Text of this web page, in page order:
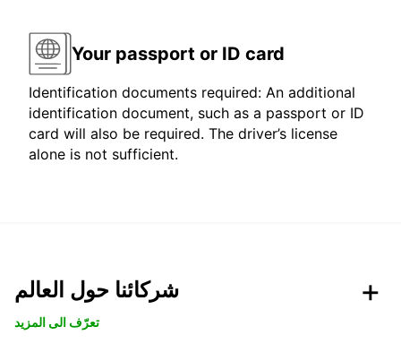
Your passport or ID card
Identification documents required: An additional
identification document, such as a passport or ID
card will also be required. The driver’s license
alone is not sufficient.
شركائنا حول العالم
تعرّف الى المزيد